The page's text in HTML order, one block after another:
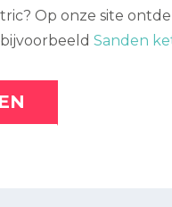
Op onze site
Sanden